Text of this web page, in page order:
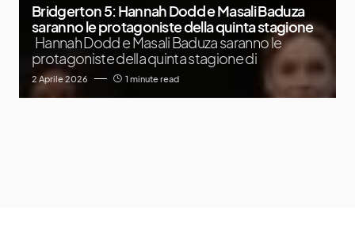
Bridgerton 5: Hannah Dodd e Masali Baduza
saranno le protagoniste della quinta stagione
Hannah Dodd e Masali Baduza saranno le
protagoniste della quinta stagione di
2 Aprile 2026 1 minute read